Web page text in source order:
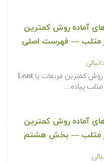
های آماده روش کمترین
‫در ادامه کدها و برنامه های آماده روش کمترین مربعات یا Least
های آماده روش کمترین